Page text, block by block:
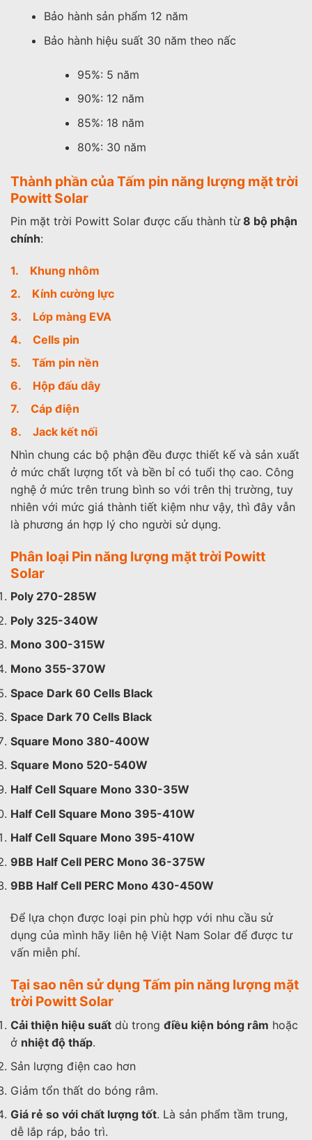
Bảo hành sản phẩm 12 năm
Bảo hành hiệu suất 30 năm theo nấc
95%: 5 năm
90%: 12 năm
85%: 18 năm
80%: 30 năm
Thành phần của Tấm pin năng lượng mặt trời
Powitt Solar
Pin mặt trời Powitt Solar được cấu thành từ8 bộ phận
chính:
1. Khung nhôm
2. Kính cường lực
3. Lớp màng EVA
4. Cells pin
5. Tấm pin nền
6. Hộp đấu dây
7. Cáp điện
8. Jack kết nối
Nhìn chung các bộ phận đều được thiết kế và sản xuất
ở mức chất lượng tốt và bền bỉ có tuổi thọ cao. Công
nghệ ở mức trên trung bình so với trên thị trường, tuy
nhiên với mức giá thành tiết kiệm như vậy, thì đây vẫn
là phương án hợp lý cho người sử dụng.
Phân loại Pin năng lượng mặt trời Powitt
Solar
Poly 270-285W
Poly 325-340W
Mono 300-315W
Mono 355-370W
Space Dark 60 Cells Black
Space Dark 70 Cells Black
Square Mono 380-400W
Square Mono 520-540W
Half Cell Square Mono 330-35W
Half Cell Square Mono 395-410W
Half Cell Square Mono 395-410W
9BB Half Cell PERC Mono 36-375W
9BB Half Cell PERC Mono 430-450W
Để lựa chọn được loại pin phù hợp với nhu cầu sử
dụng của mình hãy liên hệ Việt Nam Solar để được tư
vấn miễn phí.
Tại sao nên sử dụng Tấm pin năng lượng mặt
trời Powitt Solar
Cải thiện hiệu suất dù trong điều kiện bóng râm hoặc
ở nhiệt độ thấp.
Sản lượng điện cao hơn
Giảm tổn thất do bóng râm.
Giá rẻ so với chất lượng tốt. Là sản phẩm tầm trung,
dễ lắp ráp, bảo trì.